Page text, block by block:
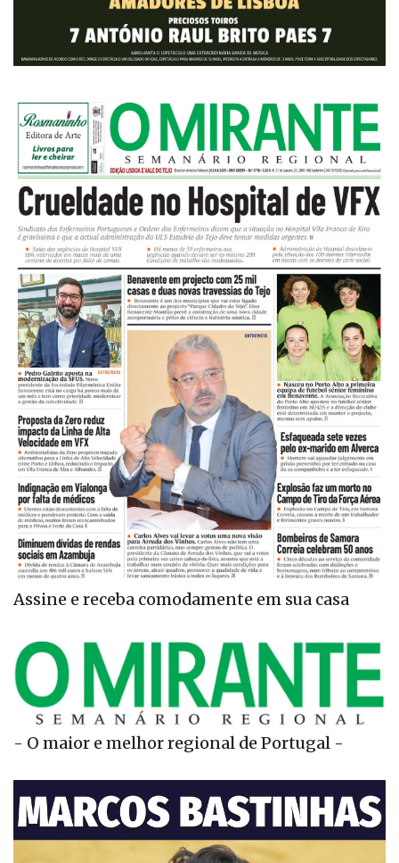
Assine e receba comodamente em sua casa
- O maior e melhor regional de Portugal -